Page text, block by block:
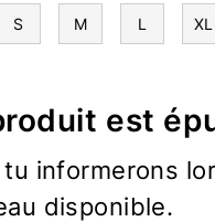
S M L XL
est
tu informerons
disponible.